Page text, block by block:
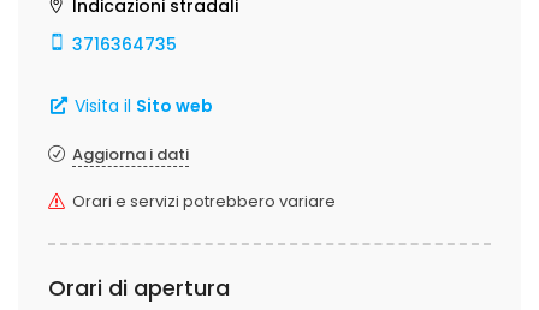
Indicazioni stradali
3716364735
Visita il Sito web
Aggiorna i dati
Orari e servizi potrebbero variare
Orari di apertura